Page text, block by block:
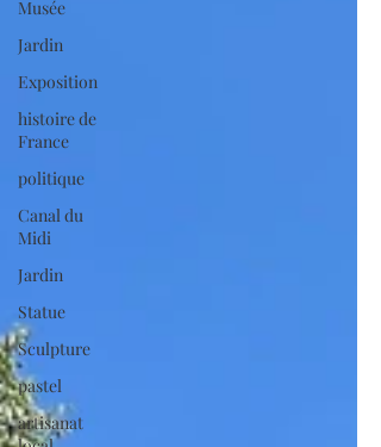
Musée
Jardin
Exposition
histoire de
France
politique
Canal du
Midi
Jardin
Statue
Sculpture
pastel
artisanat